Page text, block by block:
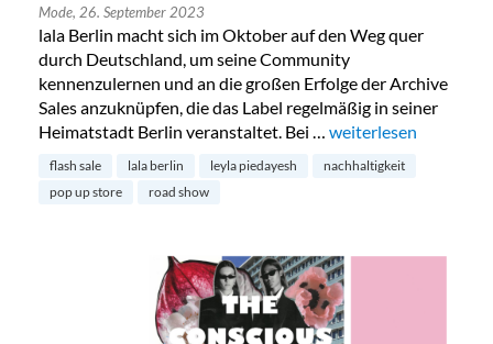
Mode, 26. September 2023
lala Berlin macht sich im Oktober auf den Weg quer
durch Deutschland, um seine Community
kennenzulernen und an die großen Erfolge der Archive
Sales anzuknüpfen, die das Label regelmäßig in seiner
Heimatstadt Berlin veranstaltet. Bei … „lala Berlin begibt
weiterlesen
flash sale lala berlin leyla piedayesh
nachhaltigkeit
pop up store
road show